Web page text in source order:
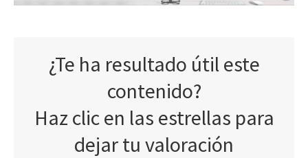
¿Te ha resultado útil este
contenido?
Haz clic en las estrellas para
dejar tu valoración